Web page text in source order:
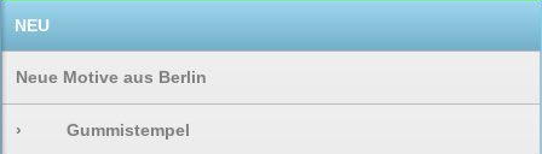
NEU
Neue Motive aus Berlin
› Gummistempel